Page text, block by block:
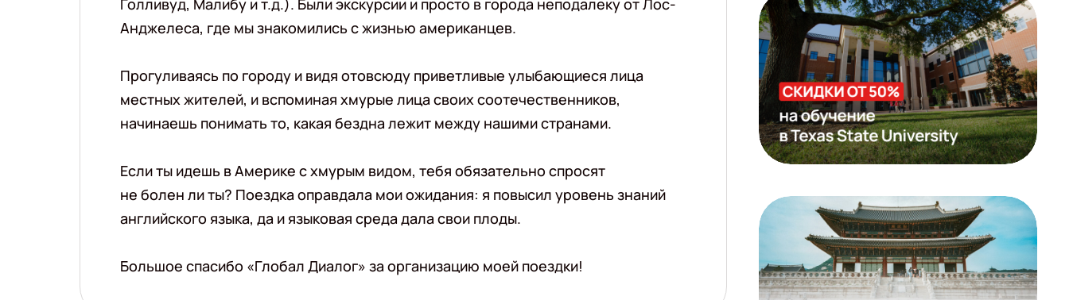
Голливуд, Малибу и т.д.). Были экскурсии и просто в города неподалеку от Лос-
Анджелеса, где мы знакомились с жизнью американцев.
Прогуливаясь по городу и видя отовсюду приветливые улыбающиеся лица
местных жителей, и вспоминая хмурые лица своих соотечественников,
начинаешь понимать то, какая бездна лежит между нашими странами.
Если ты идешь в Америке с хмурым видом, тебя обязательно спросят
не болен ли ты? Поездка оправдала мои ожидания: я повысил уровень знаний
английского языка, да и языковая среда дала свои плоды.
Большое спасибо «Глобал Диалог» за организацию моей поездки!